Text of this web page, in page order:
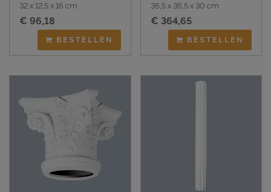
32 x 12,5 x 16 cm
€ 96,18
BESTELLEN
36,5 x 36,5 x 30 cm
€ 364,65
BESTELLEN